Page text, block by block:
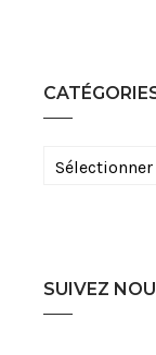
Catégories
SUIVEZ